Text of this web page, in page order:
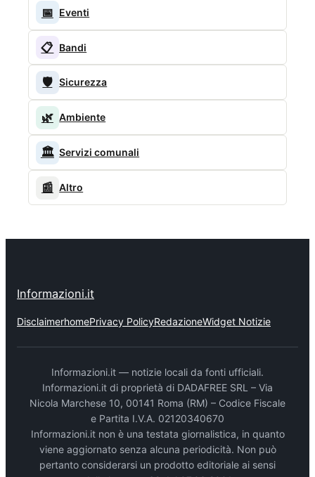
📅 Eventi
📋 Bandi
🛡️ Sicurezza
🌿 Ambiente
🏛️ Servizi comunali
📰 Altro
Informazioni.it
DisclaimerhomePrivacy PolicyRedazioneWidget Notizie
Informazioni.it — notizie locali da fonti ufficiali.
Informazioni.it di proprietà di DADAFREE SRL – Via
Nicola Marchese 10, 00141 Roma (RM) – Codice Fiscale
e Partita I.V.A. 02120340670
Informazioni.it non è una testata giornalistica, in quanto
viene aggiornato senza alcuna periodicità. Non può
pertanto considerarsi un prodotto editoriale ai sensi